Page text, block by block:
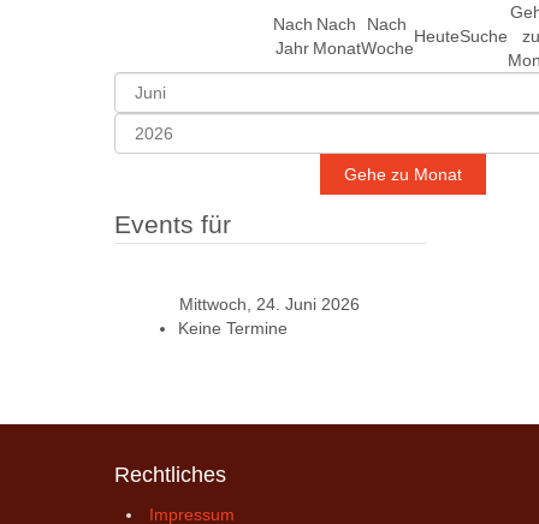
Nach
Jahr
Nach
Monat
Nach
Woche
HeuteSuche
zu
Gehe zu Monat
Events für
Mittwoch, 24. Juni 2026
Keine Termine
Rechtliches
Impressum